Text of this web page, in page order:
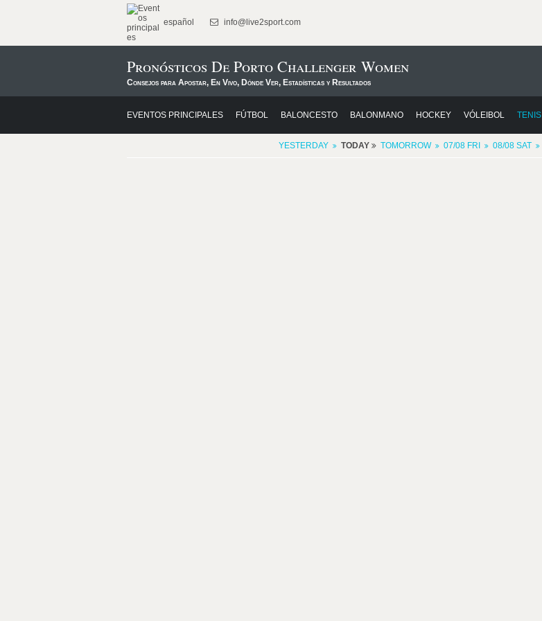
español info@live2sport.com
Pronósticos De Porto Challenger Women
Consejos para Apostar, En Vivo, Dónde Ver, Estadísticas y Resultados
EVENTOS PRINCIPALES FÚTBOL BALONCESTO BALONMANO HOCKEY VÓLEIBOL TENIS
YESTERDAY TODAY TOMORROW 07/08 FRI 08/08 SAT